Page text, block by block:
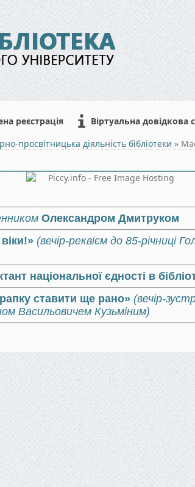
реєстрація
Віртуальна довідкова
просвітницька діяльність бібліотеки »
Олександром Дмитруком
(вечір-реквієм до 85-річниці
національної єдності в
ставити ще рано» (вечір-
Васильовичем Кузьміним)